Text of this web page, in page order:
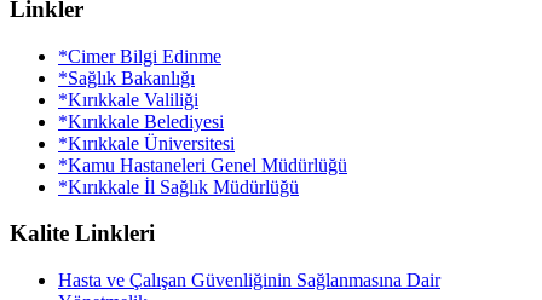
Linkler
*Cimer Bilgi Edinme
*Sağlık Bakanlığı
*Kırıkkale Valiliği
*Kırıkkale Belediyesi
*Kırıkkale Üniversitesi
*Kamu Hastaneleri Genel Müdürlüğü
*Kırıkkale İl Sağlık Müdürlüğü
Kalite Linkleri
Hasta ve Çalışan Güvenliğinin Sağlanmasına Dair